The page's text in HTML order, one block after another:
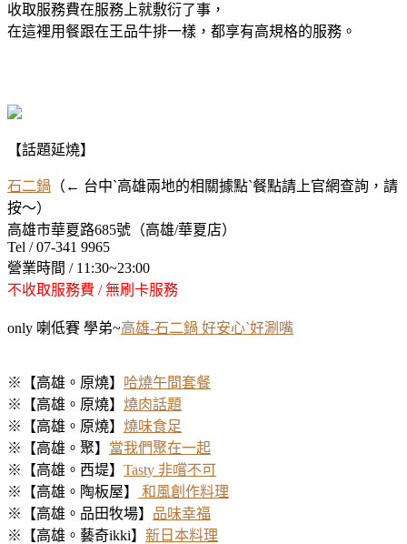
收取服務費在服務上就敷衍了事，
在這裡用餐跟在王品牛排一樣，都享有高規格的服務。
【話題延燒】
石二鍋 （← 台中ˋ高雄兩地的相關據點ˋ餐點請上官網查詢，請
按～）
高雄市華夏路685號（高雄/華夏店）
Tel / 07-341 9965
營業時間 / 11:30~23:00
不收取服務費 / 無刷卡服務
only 喇低賽 學弟~高雄-石二鍋 好安心ˋ好涮嘴
※【高雄。原燒】 哈燒午間套餐
※【高雄。原燒】 燒肉話題
※【高雄。原燒】 燒味食足
※【高雄。聚】 當我們聚在一起
※【高雄。西堤】 Tasty 非嚐不可
※【高雄。陶板屋】
和風創作料理
※【高雄。品田牧場】 品味幸福
※【高雄。藝奇ikki】 新日本料理